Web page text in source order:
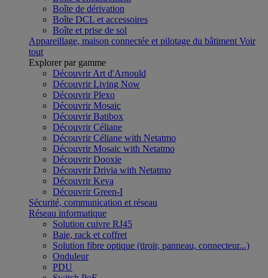
Boîte de dérivation
Boîte DCL et accessoires
Boîte et prise de sol
Appareillage, maison connectée et pilotage du bâtiment Voir
tout
Explorer par gamme
Découvrir Art d'Arnould
Découvrir Living Now
Découvrir Plexo
Découvrir Mosaic
Découvrir Batibox
Découvrir Céliane
Découvrir Céliane with Netatmo
Découvrir Mosaic with Netatmo
Découvrir Dooxie
Découvrir Drivia with Netatmo
Découvrir Keva
Découvrir Green-I
Sécurité, communication et réseau
Réseau informatique
Solution cuivre RJ45
Baie, rack et coffret
Solution fibre optique (tiroir, panneau, connecteur...)
Onduleur
PDU